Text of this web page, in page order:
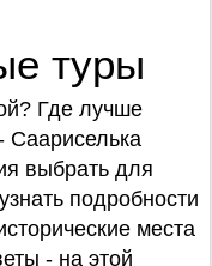
туры
Где лучше
Саариселька
выбрать для
подробности
места
- на этой